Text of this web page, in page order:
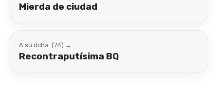
Mierda de ciudad
A su dcha. (74) →
Recontraputísima BQ